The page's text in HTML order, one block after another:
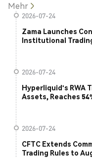
Mehr
2026-07-24
Zama Launches
Institutional
2026-07-24
Hyperliquid's RWA
Assets, Reaches
2026-07-24
CFTC Extends
Trading Rules to